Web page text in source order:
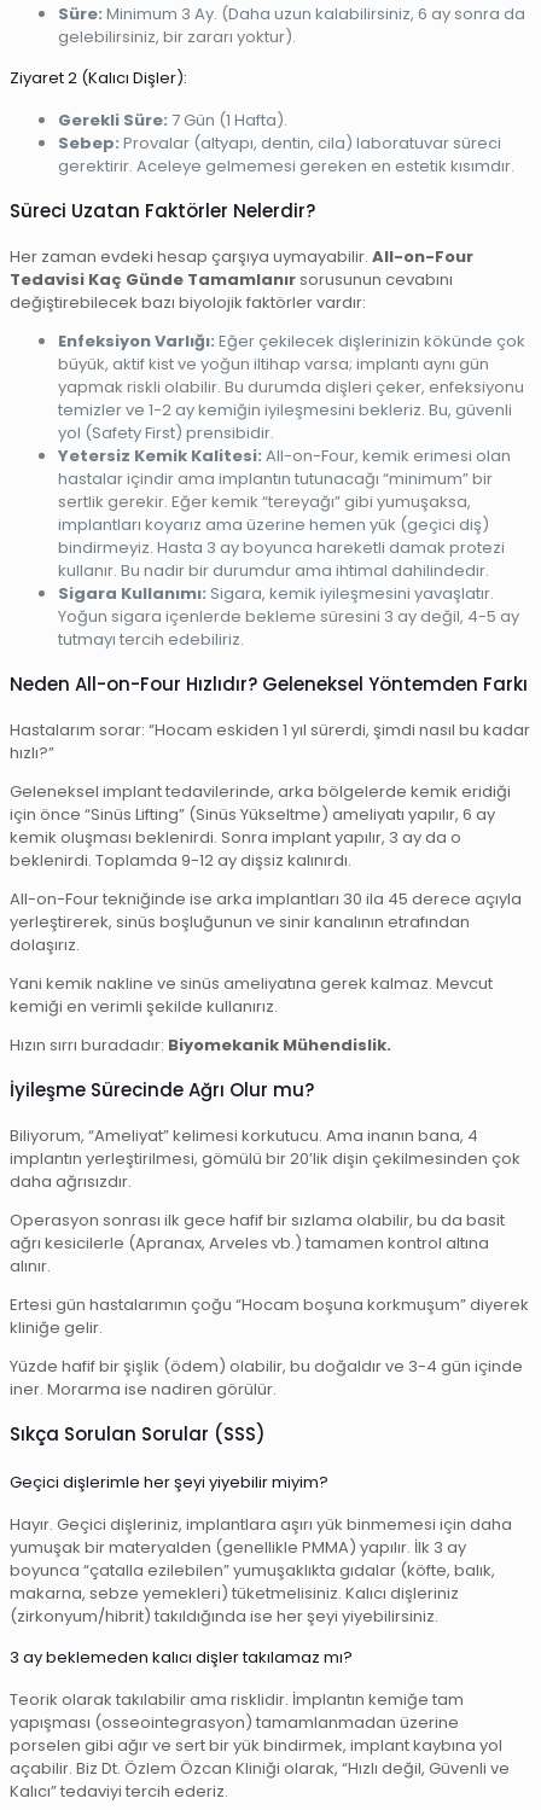
Süre: Minimum 3 Ay. (Daha uzun kalabilirsiniz, 6 ay sonra da
gelebilirsiniz, bir zararı yoktur).
Ziyaret 2 (Kalıcı Dişler):
Gerekli Süre: 7 Gün (1 Hafta).
Sebep: Provalar (altyapı, dentin, cila) laboratuvar süreci
gerektirir. Aceleye gelmemesi gereken en estetik kısımdır.
Süreci Uzatan Faktörler Nelerdir?
Her zaman evdeki hesap çarşıya uymayabilir. All-on-Four
Tedavisi Kaç Günde Tamamlanırsorusunun cevabını
değiştirebilecek bazı biyolojik faktörler vardır:
Enfeksiyon Varlığı: Eğer çekilecek dişlerinizin kökünde çok
büyük, aktif kist ve yoğun iltihap varsa; implantı aynı gün
yapmak riskli olabilir. Bu durumda dişleri çeker, enfeksiyonu
temizler ve 1-2 ay kemiğin iyileşmesini bekleriz. Bu, güvenli
yol (Safety First) prensibidir.
Yetersiz Kemik Kalitesi: All-on-Four, kemik erimesi olan
hastalar içindir ama implantın tutunacağı “minimum” bir
sertlik gerekir. Eğer kemik “tereyağı” gibi yumuşaksa,
implantları koyarız ama üzerine hemen yük (geçici diş)
bindirmeyiz. Hasta 3 ay boyunca hareketli damak protezi
kullanır. Bu nadir bir durumdur ama ihtimal dahilindedir.
Sigara Kullanımı: Sigara, kemik iyileşmesini yavaşlatır.
Yoğun sigara içenlerde bekleme süresini 3 ay değil, 4-5 ay
tutmayı tercih edebiliriz.
Neden All-on-Four Hızlıdır? Geleneksel Yöntemden Farkı
Hastalarım sorar: “Hocam eskiden 1 yıl sürerdi, şimdi nasıl bu kadar
hızlı?”
Geleneksel implant tedavilerinde, arka bölgelerde kemik eridiği
için önce “Sinüs Lifting” (Sinüs Yükseltme) ameliyatı yapılır, 6 ay
kemik oluşması beklenirdi. Sonra implant yapılır, 3 ay da o
beklenirdi. Toplamda 9-12 ay dişsiz kalınırdı.
All-on-Four tekniğinde ise arka implantları 30 ila 45 derece açıyla
yerleştirerek, sinüs boşluğunun ve sinir kanalının etrafından
dolaşırız.
Yani kemik nakline ve sinüs ameliyatına gerek kalmaz. Mevcut
kemiği en verimli şekilde kullanırız.
Hızın sırrı buradadır: Biyomekanik Mühendislik.
İyileşme Sürecinde Ağrı Olur mu?
Biliyorum, “Ameliyat” kelimesi korkutucu. Ama inanın bana, 4
implantın yerleştirilmesi, gömülü bir 20’lik dişin çekilmesinden çok
daha ağrısızdır.
Operasyon sonrası ilk gece hafif bir sızlama olabilir, bu da basit
ağrı kesicilerle (Apranax, Arveles vb.) tamamen kontrol altına
alınır.
Ertesi gün hastalarımın çoğu “Hocam boşuna korkmuşum” diyerek
kliniğe gelir.
Yüzde hafif bir şişlik (ödem) olabilir, bu doğaldır ve 3-4 gün içinde
iner. Morarma ise nadiren görülür.
Sıkça Sorulan Sorular (SSS)
Geçici dişlerimle her şeyi yiyebilir miyim?
Hayır. Geçici dişleriniz, implantlara aşırı yük binmemesi için daha
yumuşak bir materyalden (genellikle PMMA) yapılır. İlk 3 ay
boyunca “çatalla ezilebilen” yumuşaklıkta gıdalar (köfte, balık,
makarna, sebze yemekleri) tüketmelisiniz. Kalıcı dişleriniz
(zirkonyum/hibrit) takıldığında ise her şeyi yiyebilirsiniz.
3 ay beklemeden kalıcı dişler takılamaz mı?
Teorik olarak takılabilir ama risklidir. İmplantın kemiğe tam
yapışması (osseointegrasyon) tamamlanmadan üzerine
porselen gibi ağır ve sert bir yük bindirmek, implant kaybına yol
açabilir. Biz Dt. Özlem Özcan Kliniği olarak, “Hızlı değil, Güvenli ve
Kalıcı” tedaviyi tercih ederiz.